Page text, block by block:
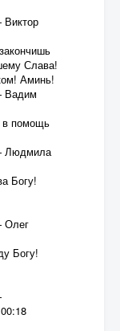
Виктор
Слава!
Аминь!
Вадим
в помощь
Людмила
Богу!
Олег
Богу!